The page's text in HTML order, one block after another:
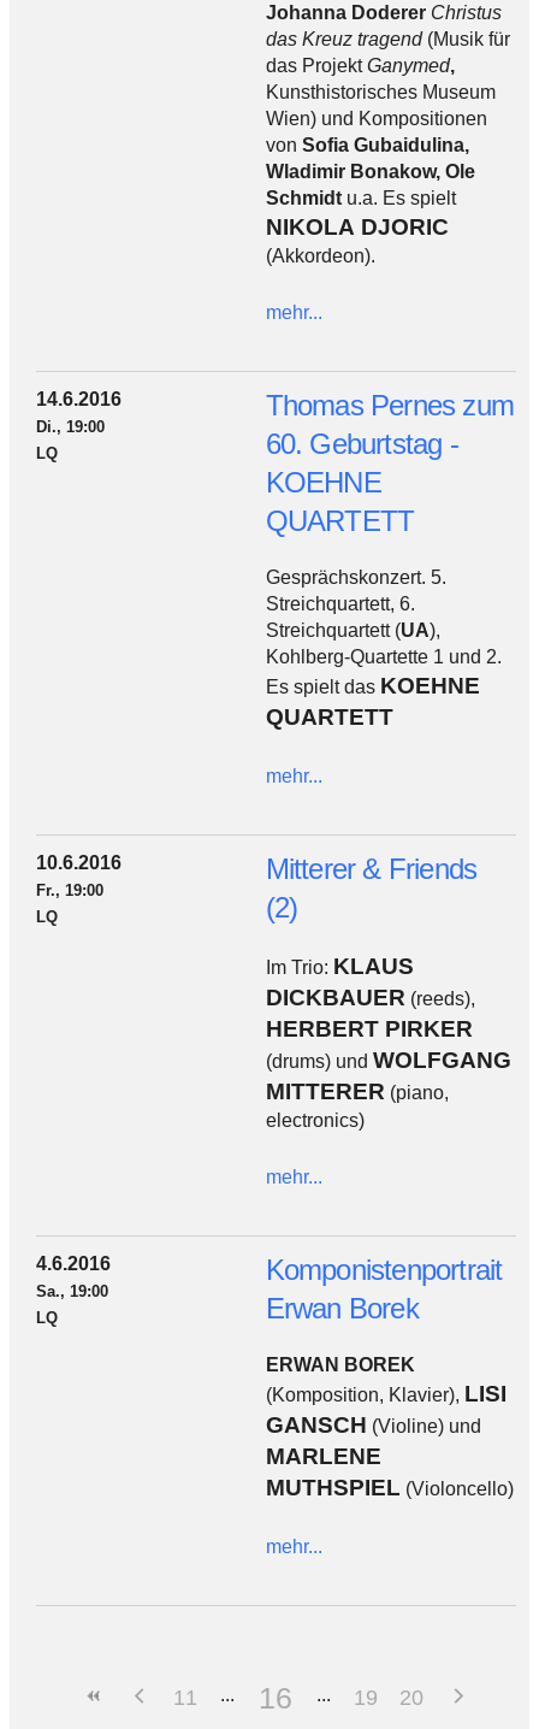
Johanna Doderer Christus
das Kreuz tragend(Musik für
das ProjektGanymed,
Kunsthistorisches Museum
Wien) und Kompositionen
von Sofia Gubaidulina,
Wladimir Bonakow, Ole
Schmidt u.a. Es spielt
NIKOLA DJORIC
(Akkordeon).
mehr...
14.6.2016
Di., 19:00
LQ
Thomas Pernes zum
60. Geburtstag -
KOEHNE
QUARTETT
Gesprächskonzert. 5.
Streichquartett, 6.
Streichquartett (UA),
Kohlberg-Quartette 1 und 2.
Es spielt das KOEHNE
QUARTETT
mehr...
10.6.2016
Fr., 19:00
LQ
Mitterer & Friends
(2)
Im Trio: KLAUS
DICKBAUER (reeds),
HERBERT PIRKER
(drums) und WOLFGANG
MITTERER (piano,
electronics)
mehr...
4.6.2016
Sa., 19:00
LQ
Komponistenportrait
Erwan Borek
ERWAN BOREK
(Komposition, Klavier), LISI
GANSCH (Violine) und
MARLENE
MUTHSPIEL (Violoncello)
mehr...
11 16 19 20